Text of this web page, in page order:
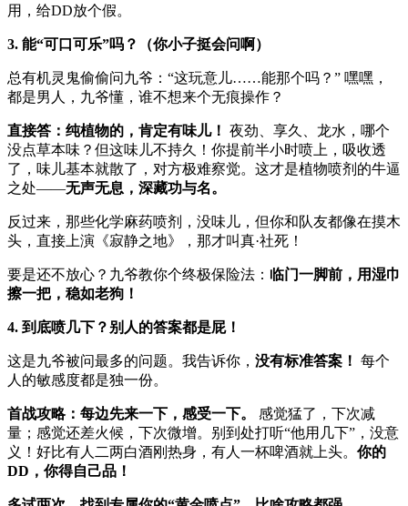
用，给DD放个假。
3. 能“可口可乐”吗？（你小子挺会问啊）
总有机灵鬼偷偷问九爷：“这玩意儿……能那个吗？” 嘿嘿，
都是男人，九爷懂，谁不想来个无痕操作？
直接答：纯植物的，肯定有味儿！ 夜劲、享久、龙水，哪个
没点草本味？但这味儿不持久！你提前半小时喷上，吸收透
了，味儿基本就散了，对方极难察觉。这才是植物喷剂的牛逼
之处——无声无息，深藏功与名。
反过来，那些化学麻药喷剂，没味儿，但你和队友都像在摸木
头，直接上演《寂静之地》，那才叫真·社死！
要是还不放心？九爷教你个终极保险法： 临门一脚前，用湿巾
擦一把，稳如老狗！
4. 到底喷几下？别人的答案都是屁！
这是九爷被问最多的问题。我告诉你， 没有标准答案！ 每个
人的敏感度都是独一份。
首战攻略：每边先来一下，感受一下。
感觉猛了，下次减
量；感觉还差火候，下次微增。别到处打听“他用几下”，没意
义！好比有人二两白酒刚热身，有人一杯啤酒就上头。 你的
DD，你得自己品！